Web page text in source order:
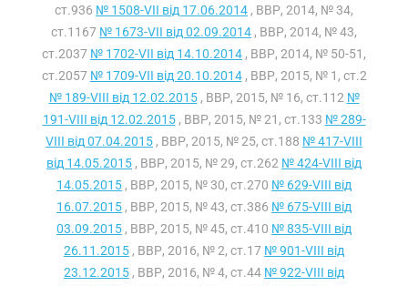
ст.936 № 1508-VII від 17.06.2014 , ВВР, 2014, № 34,
ст.1167 № 1673-VII від 02.09.2014 , ВВР, 2014, № 43,
ст.2037 № 1702-VII від 14.10.2014 , ВВР, 2014, № 50-51,
ст.2057 № 1709-VII від 20.10.2014, ВВР, 2015, № 1, ст.2
№ 189-VIII від 12.02.2015, ВВР, 2015, № 16, ст.112 №
191-VIII від 12.02.2015, ВВР, 2015, № 21, ст.133 № 289-
VIII від 07.04.2015 , ВВР, 2015, № 25, ст.188 № 417-VIII
від 14.05.2015 , ВВР, 2015, № 29, ст.262 № 424-VIII від
14.05.2015 , ВВР, 2015, № 30, ст.270 № 629-VIII від
16.07.2015 , ВВР, 2015, № 43, ст.386 № 675-VIII від
03.09.2015 , ВВР, 2015, № 45, ст.410 № 835-VIII від
26.11.2015 , ВВР, 2016, № 2, ст.17 № 901-VIII від
23.12.2015 , ВВР, 2016, № 4, ст.44 № 922-VIII від